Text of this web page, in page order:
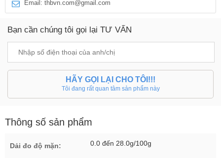
Email: thbvn.com@gmail.com
Bạn cần chúng tôi gọi lại TƯ VẤN
HÃY GỌI LẠI CHO TÔI!!!
Tôi đang rất quan tâm sản phẩm này
Thông số sản phẩm
Dải đo độ mặn: 0.0 đến 28.0g/100g